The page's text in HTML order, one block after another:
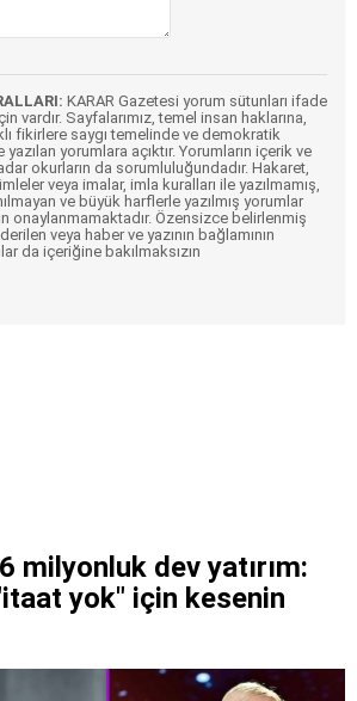
KARAR Gazetesi yorum sütunları ifade
vardır. Sayfalarımız, temel insan haklarına,
fikirlere saygı temelinde ve demokratik
yorumlara açıktır. Yorumların içerik ve
okurların da sorumluluğundadır. Hakaret,
veya imalar, imla kuralları ile yazılmamış,
ve büyük harflerle yazılmış yorumlar
onaylanmamaktadır. Özensizce belirlenmiş
veya haber ve yazının bağlamının
da içeriğine bakılmaksızın
milyonluk dev yatırım:
yok" için kesenin